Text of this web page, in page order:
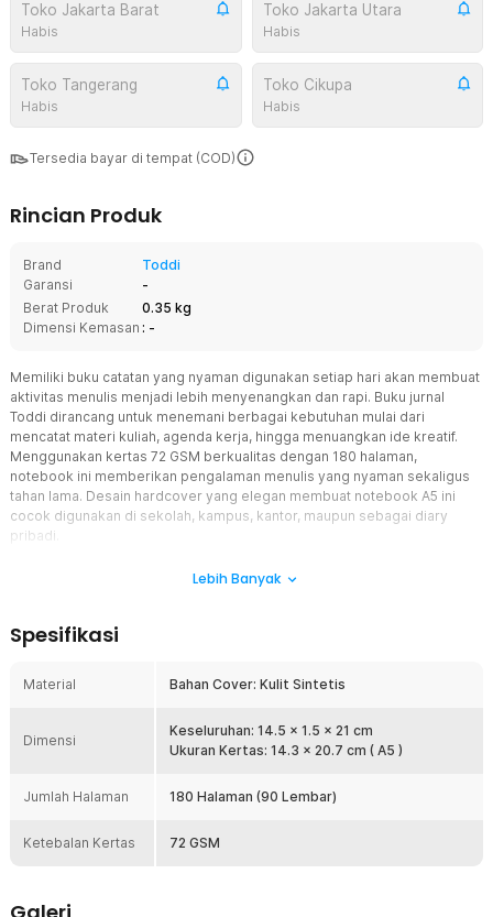
Toko Jakarta Barat
Habis
Toko Jakarta Utara
Habis
Toko Tangerang
Habis
Toko Cikupa
Habis
Tersedia bayar di tempat (COD)
Rincian Produk
Brand
Toddi
Garansi
-
Berat Produk
0.35 kg
Dimensi Kemasan : -
Memiliki buku catatan yang nyaman digunakan setiap hari akan membuat
aktivitas menulis menjadi lebih menyenangkan dan rapi. Buku jurnal
Toddi dirancang untuk menemani berbagai kebutuhan mulai dari
mencatat materi kuliah, agenda kerja, hingga menuangkan ide kreatif.
Menggunakan kertas 72 GSM berkualitas dengan 180 halaman,
notebook ini memberikan pengalaman menulis yang nyaman sekaligus
tahan lama. Desain hardcover yang elegan membuat notebook A5 ini
cocok digunakan di sekolah, kampus, kantor, maupun sebagai diary
pribadi.
Dengan total 180 halaman atau 90 lembar, Anda memiliki ruang yang
digunakan sebagai jurnal harian, planner, buku meeting, maupun
praktis dan ekonomis.
Notebook menggunakan kertas 72 GSM yang lebih tebal sehingga
halus sehingga pengalaman menulis menjadi lebih nyaman. Kertas
Lebih Banyak
Spesifikasi
Material Bahan Cover: Kulit Sintetis
Dimensi
Keseluruhan: 14.5 x 1.5 x 21 cm
Ukuran Kertas: 14.3 x 20.7 cm ( A5 )
Jumlah Halaman 180 Halaman (90 Lembar)
Ketebalan Kertas 72 GSM